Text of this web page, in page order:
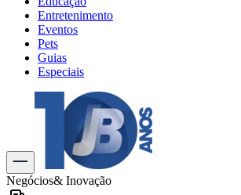
Entretenimento
Eventos
Pets
Guias
Especiais
Explore Tudo
Últimas Notícias
Previsão do Tempo
Trânsito e Rotas
Dia a Dia & Lazer
Negócios& Inovação